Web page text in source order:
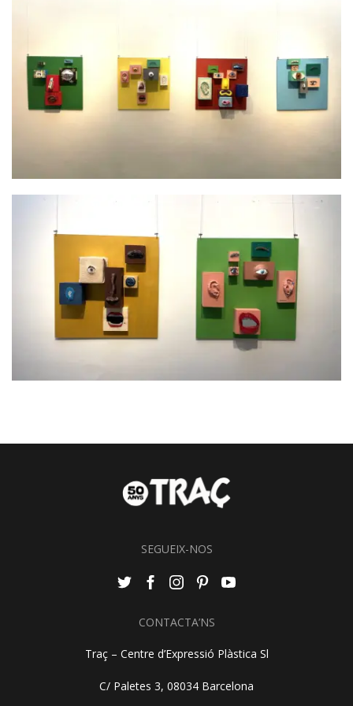
SEGUEIX-NOS
CONTACTA’NS
Traç – Centre d’Expressió Plàstica Sl
C/ Paletes 3, 08034 Barcelona